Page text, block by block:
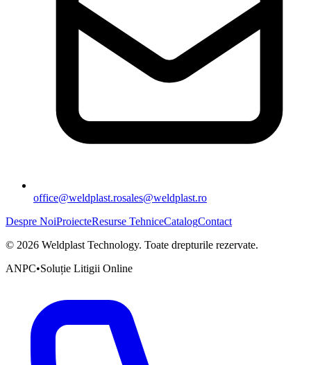
office@weldplast.rosales@weldplast.ro
Despre NoiProiecteResurse TehniceCatalogContact
© 2026 Weldplast Technology. Toate drepturile rezervate.
ANPC•Soluție Litigii Online